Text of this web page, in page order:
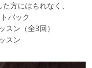
方にはもれなく、
バック
スン（全3回）
スン